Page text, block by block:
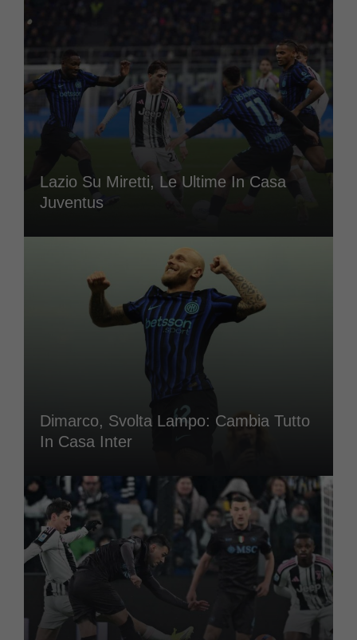
Lazio Su Miretti, Le Ultime In Casa
Juventus
Dimarco, Svolta Lampo: Cambia Tutto
In Casa Inter